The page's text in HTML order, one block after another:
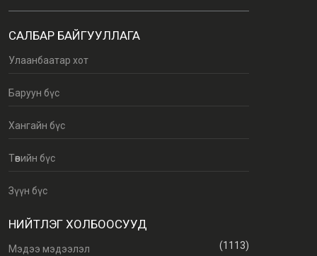
САЛБАР БАЙГУУЛЛАГА
Улаанбаатар хот
Баруун бүс
Хангайн бүс
Төвийн бүс
Зүүн бүс
НИЙТЛЭГ ХОЛБООСУУД
Мэдээ мэдээлэл (1113)